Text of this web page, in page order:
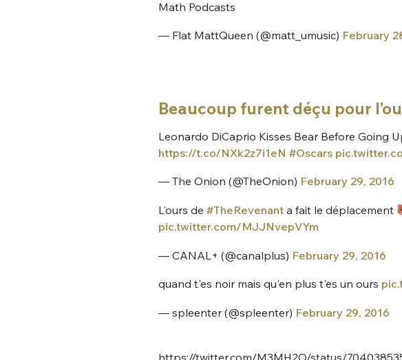
Math Podcasts
— Flat MattQueen (@matt_umusic) February
Beaucoup furent déçu pour
Leonardo DiCaprio Kisses Bear Before Going
https://t.co/NXk2z7i1eN #Oscars
— The Onion (@TheOnion) February 29, 2016
L'ours de #TheRevenanta fait le déplacement
pic.twitter.com/MJJNvepVYm
— CANAL+ (@canalplus) February 29, 2016
quand t'es noir mais qu'en plus t'es un ours
— spleenter (@spleenter) February 29, 2016